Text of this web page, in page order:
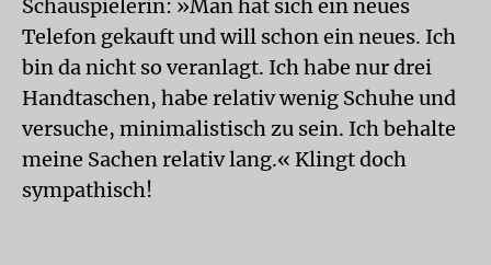
Schauspielerin: »Man hat sich ein neues
Telefon gekauft und will schon ein neues. Ich
bin da nicht so veranlagt. Ich habe nur drei
Handtaschen, habe relativ wenig Schuhe und
versuche, minimalistisch zu sein. Ich behalte
meine Sachen relativ lang.« Klingt doch
sympathisch!